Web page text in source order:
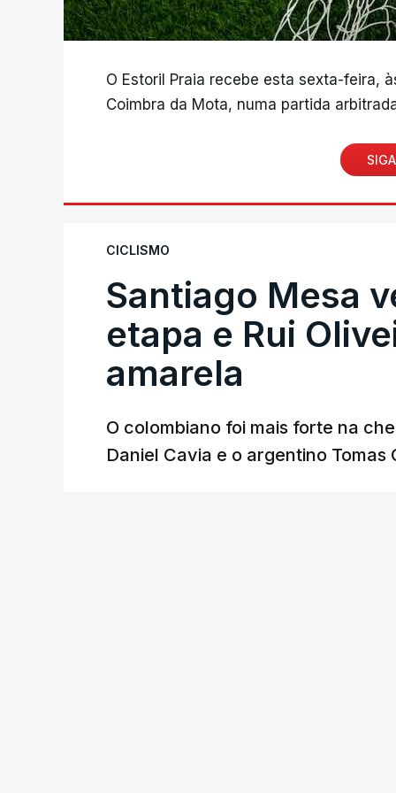
O Estoril Praia recebe esta sexta-feira,
Coimbra da Mota, numa partida
CICLISMO
Santiago Mesa
etapa e Rui
amarela
O colombiano foi mais forte na
Daniel Cavia e o argentino Tomas